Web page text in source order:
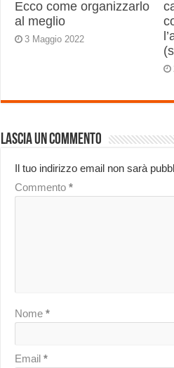
Ecco come organizzarlo
al meglio
3 Maggio 2022
Lascia un commento
Il tuo indirizzo email non sarà
Commento *
Nome *
Email *